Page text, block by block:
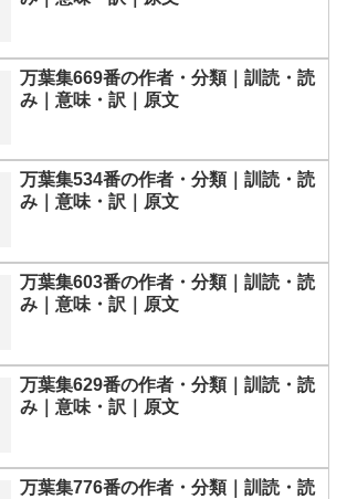
万葉集669番の作者・分類｜訓読・読
み｜意味・訳｜原文
万葉集534番の作者・分類｜訓読・読
み｜意味・訳｜原文
万葉集603番の作者・分類｜訓読・読
み｜意味・訳｜原文
万葉集629番の作者・分類｜訓読・読
み｜意味・訳｜原文
万葉集776番の作者・分類｜訓読・読